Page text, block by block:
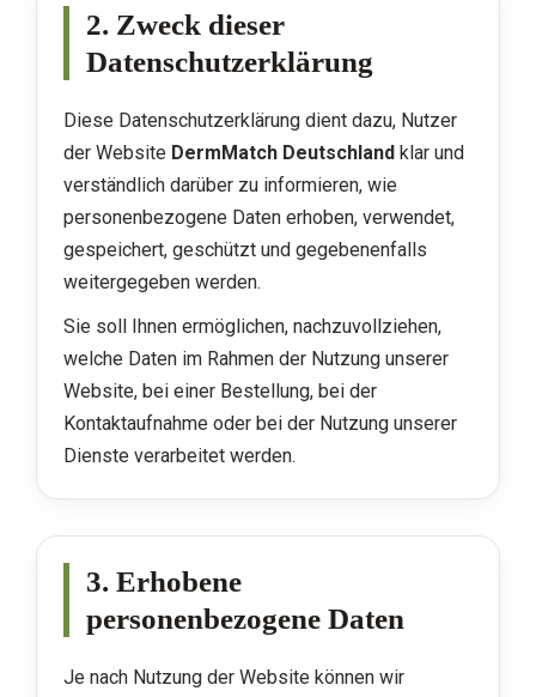
2. Zweck dieser
Datenschutzerklärung
Diese Datenschutzerklärung dient dazu, Nutzer
der Website DermMatch Deutschland klar und
verständlich darüber zu informieren, wie
personenbezogene Daten erhoben, verwendet,
gespeichert, geschützt und gegebenenfalls
weitergegeben werden.
Sie soll Ihnen ermöglichen, nachzuvollziehen,
welche Daten im Rahmen der Nutzung unserer
Website, bei einer Bestellung, bei der
Kontaktaufnahme oder bei der Nutzung unserer
Dienste verarbeitet werden.
3. Erhobene
personenbezogene Daten
Je nach Nutzung der Website können wir